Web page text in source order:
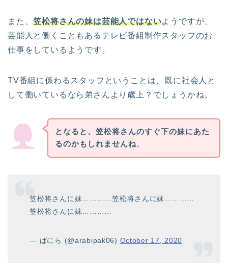
また、笠松将さんの妹は芸能人ではないようですが、
芸能人と働くこともあるテレビ番組制作スタッフのお
仕事をしているようです。
TV番組に係わるスタッフということは、既に社会人と
して働いているなら弟さんより歳上？でしょうかね。
となると、笠松将さんのすぐ下の妹にあた
るのかもしれませんね。
笠松将さんに妹…………笠松将さんに妹…………
笠松将さんに妹…………
— ばにら (@arabipak06) October 17, 2020